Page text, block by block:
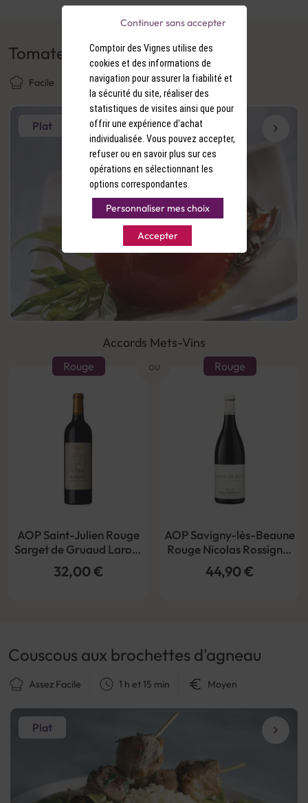
Plat
Tomates farcies
Facile 25 min Bon marché
Accords Mets-Vins
ou
Rouge
AOP Saint-Julien Rouge
Sarget de Gruaud Larose
2016
32,00 €
Rouge
AOP Savigny-lès-Beaune
Rouge Nicolas Rossignol
2022
44,90 €
Plat
Couscous aux brochettes d'agneau
Assez Facile 1 h et 15 min Moyen
Comptoir des Vignes utilise des
cookies et des informations de
navigation pour assurer la fiabilité et
la sécurité du site, réaliser des
statistiques de visites ainsi que pour
offrir une expérience d'achat
individualisée. Vous pouvez accepter,
refuser ou en savoir plus sur ces
opérations en sélectionnant les
options correspondantes.
Personnaliser mes choix
Accepter
Continuer sans accepter